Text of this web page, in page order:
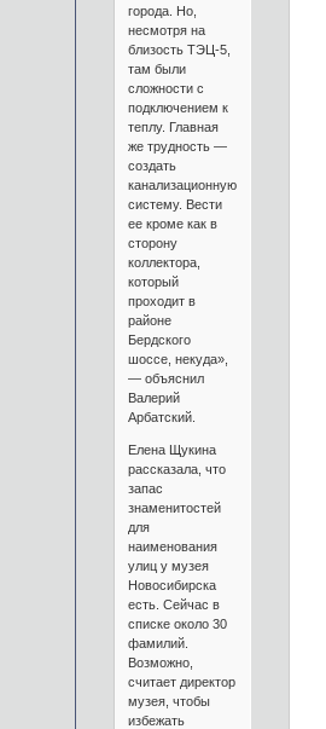
города. Но,
несмотря на
близость ТЭЦ-5,
там были
сложности с
подключением к
теплу. Главная
же трудность —
создать
канализационную
систему. Вести
ее кроме как в
сторону
коллектора,
который
проходит в
районе
Бердского
шоссе, некуда»,
— объяснил
Валерий
Арбатский.
Елена Щукина
рассказала, что
запас
знаменитостей
для
наименования
улиц у музея
Новосибирска
есть. Сейчас в
списке около 30
фамилий.
Возможно,
считает директор
музея, чтобы
избежать